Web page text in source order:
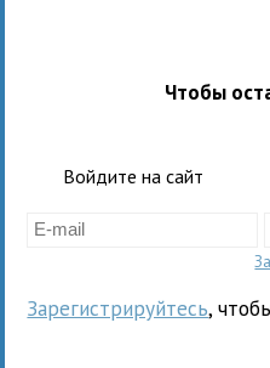
Чтобы
Войдите на сайт
Зарегистрируйтесь,